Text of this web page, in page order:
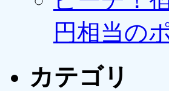
円相当の
カテゴリ